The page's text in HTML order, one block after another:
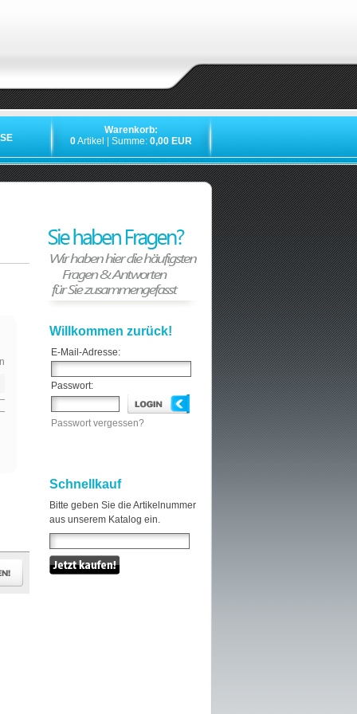
Warenkorb:
0Artikel | Summe: 0,00 EUR
Willkommen zurück!
E-Mail-Adresse:
Passwort:
Passwort vergessen?
Schnellkauf
Bitte geben Sie die Artikelnummer
aus unserem Katalog ein.